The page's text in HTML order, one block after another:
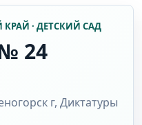
· ДЕТСКИЙ САД
24
г, Диктатуры